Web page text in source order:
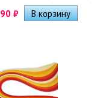
90 ₽